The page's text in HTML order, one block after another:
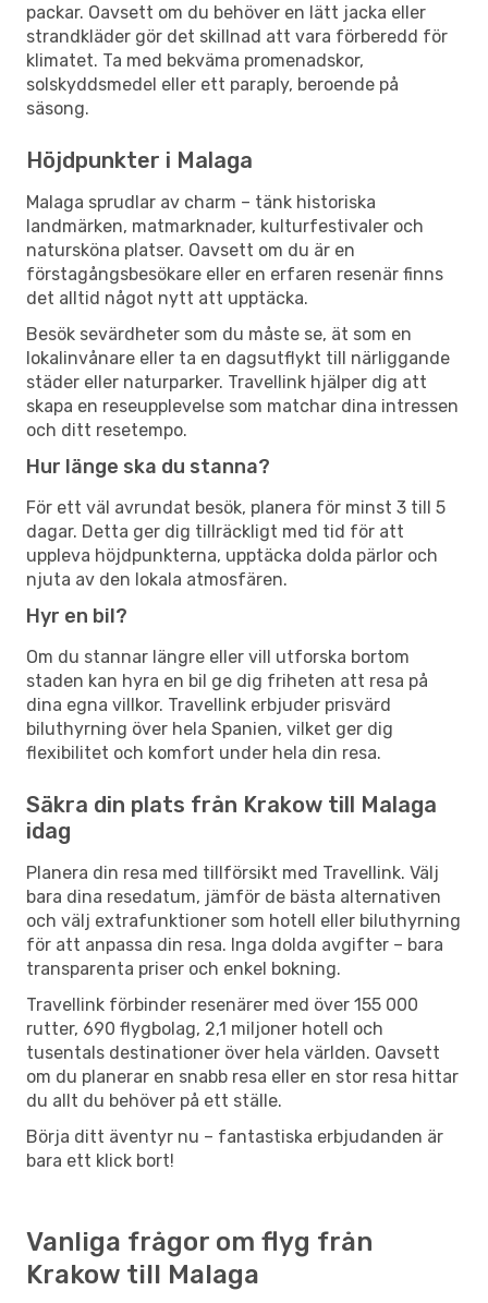
packar. Oavsett om du behöver en lätt jacka eller
strandkläder gör det skillnad att vara förberedd för
klimatet. Ta med bekväma promenadskor,
solskyddsmedel eller ett paraply, beroende på
säsong.
Höjdpunkter i Malaga
Malaga sprudlar av charm – tänk historiska
landmärken, matmarknader, kulturfestivaler och
natursköna platser. Oavsett om du är en
förstagångsbesökare eller en erfaren resenär finns
det alltid något nytt att upptäcka.
Besök sevärdheter som du måste se, ät som en
lokalinvånare eller ta en dagsutflykt till närliggande
städer eller naturparker. Travellink hjälper dig att
skapa en reseupplevelse som matchar dina intressen
och ditt resetempo.
Hur länge ska du stanna?
För ett väl avrundat besök, planera för minst 3 till 5
dagar. Detta ger dig tillräckligt med tid för att
uppleva höjdpunkterna, upptäcka dolda pärlor och
njuta av den lokala atmosfären.
Hyr en bil?
Om du stannar längre eller vill utforska bortom
staden kan hyra en bil ge dig friheten att resa på
dina egna villkor. Travellink erbjuder prisvärd
biluthyrning över hela Spanien, vilket ger dig
flexibilitet och komfort under hela din resa.
Säkra din plats från Krakow till Malaga
idag
Planera din resa med tillförsikt med Travellink. Välj
bara dina resedatum, jämför de bästa alternativen
och välj extrafunktioner som hotell eller biluthyrning
för att anpassa din resa. Inga dolda avgifter – bara
transparenta priser och enkel bokning.
Travellink förbinder resenärer med över 155 000
rutter, 690 flygbolag, 2,1 miljoner hotell och
tusentals destinationer över hela världen. Oavsett
om du planerar en snabb resa eller en stor resa hittar
du allt du behöver på ett ställe.
Börja ditt äventyr nu – fantastiska erbjudanden är
bara ett klick bort!
Vanliga frågor om flyg från
Krakow till Malaga